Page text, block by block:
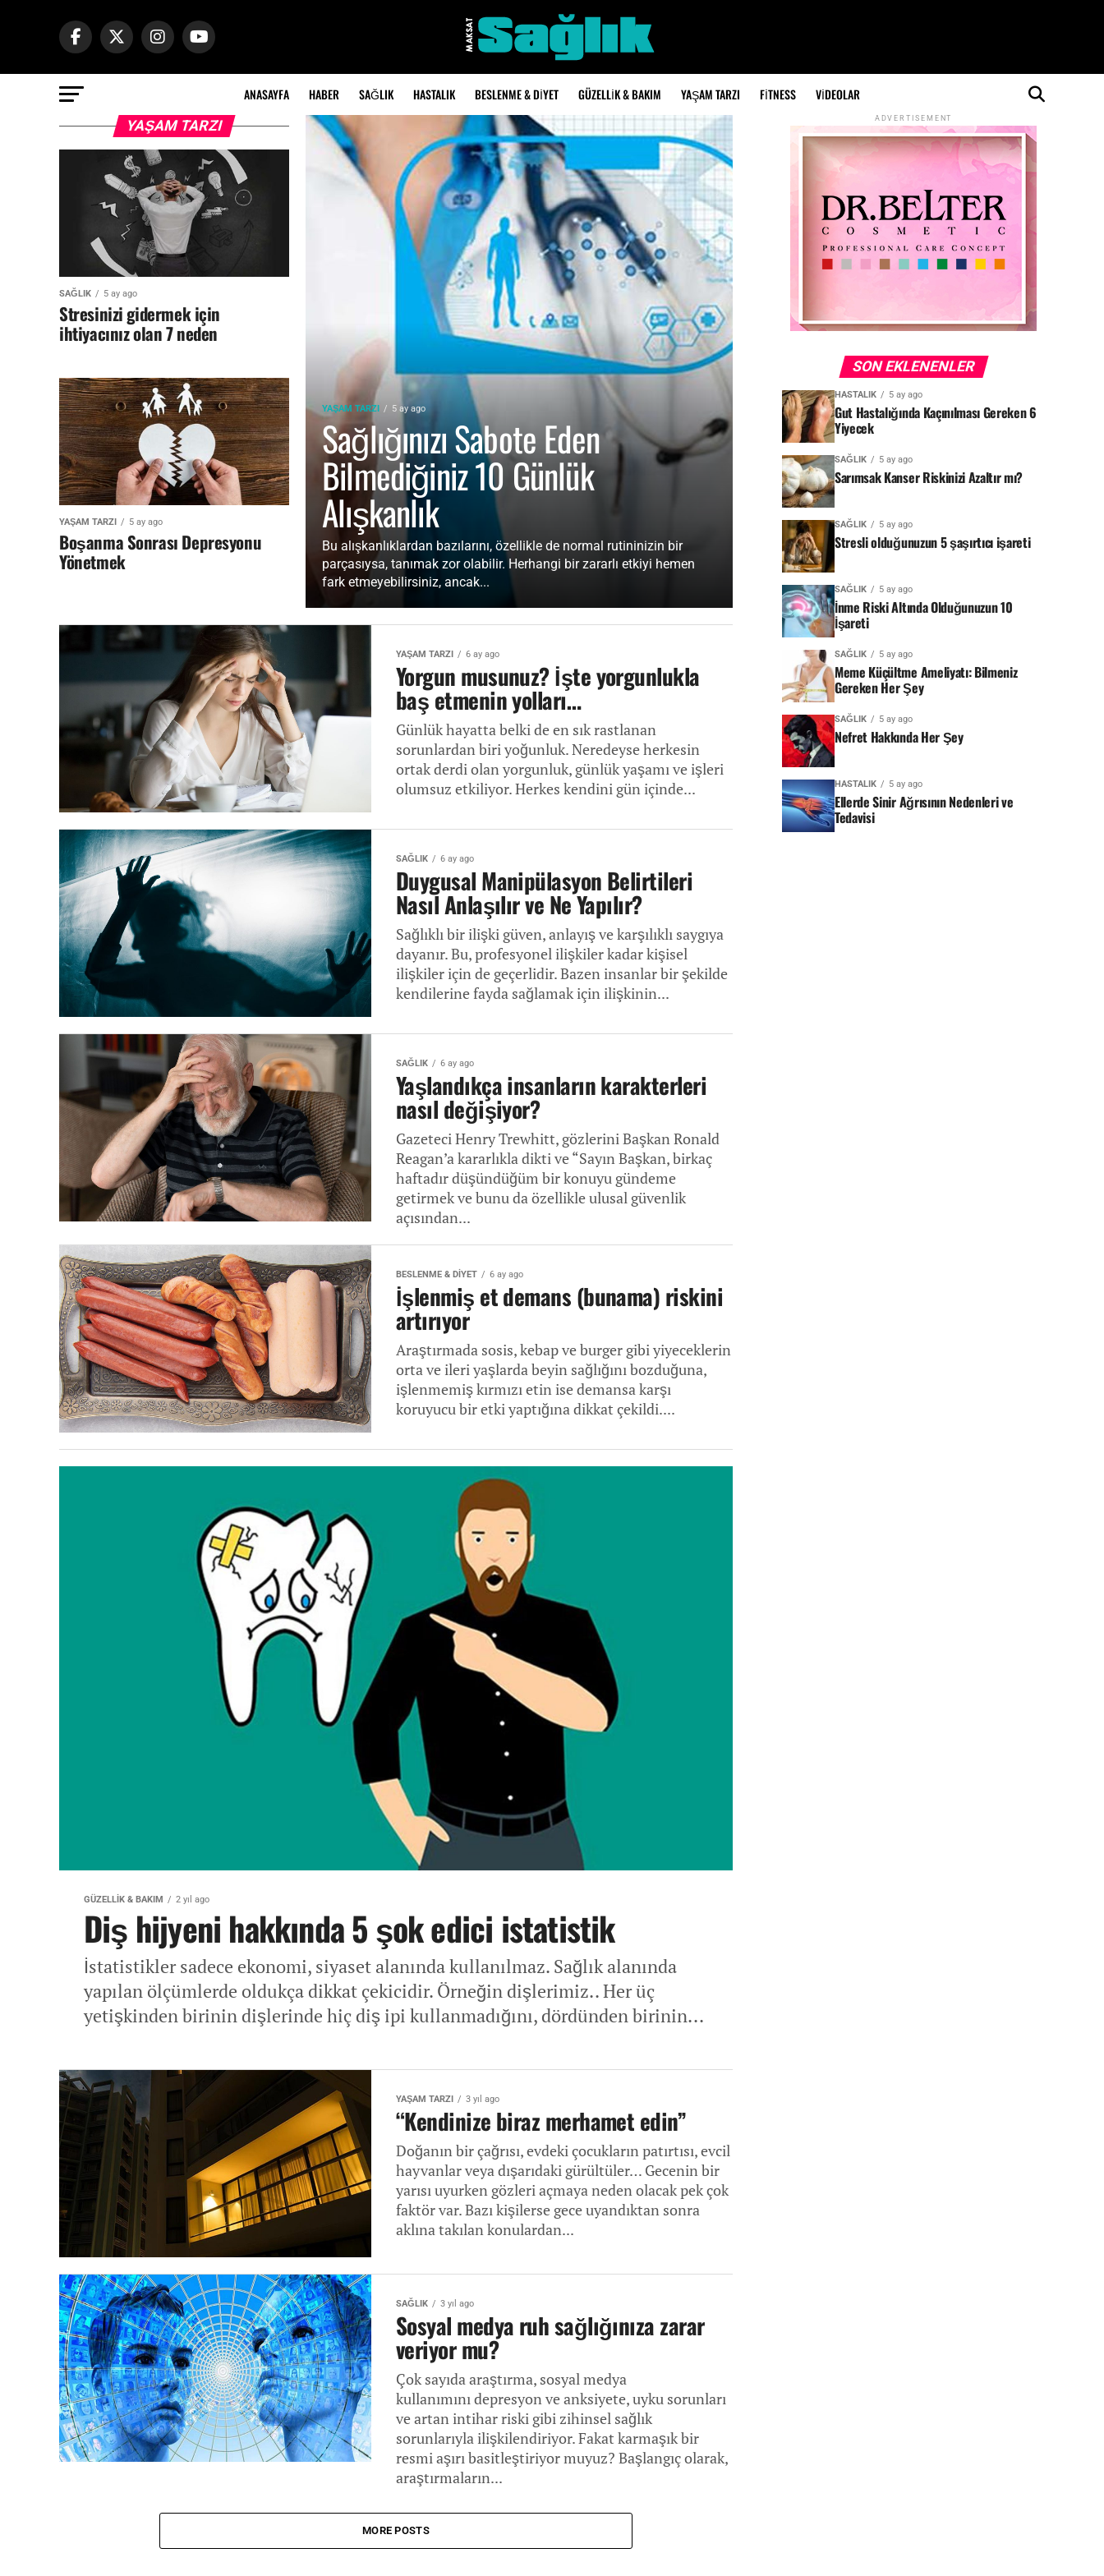
ANASAYFA HABER SAĞLIK HASTALIK BESLENME & DIYET GÜZELLIK & BAKIM YAŞAM TARZI FITNESS VIDEOLAR
YAŞAM TARZI 5 ay ago
Sağlığınızı Sabote Eden
Bilmediğiniz 10 Günlük
Alışkanlık
Bu alışkanlıklardan bazılarını, özellikle de normal rutininizin bir
parçasıysa, tanımak zor olabilir. Herhangi bir zararlı etkiyi hemen
fark etmeyebilirsiniz, ancak...
YAŞAM TARZI
SAĞLIK 5 ay ago
Stresinizi gidermek için
ihtiyacınız olan 7 neden
YAŞAM TARZI 5 ay ago
Boşanma Sonrası Depresyonu
Yönetmek
YAŞAM TARZI 6 ay ago
Yorgun musunuz? İşte yorgunlukla
baş etmenin yolları…
Günlük hayatta belki de en sık rastlanan
sorunlardan biri yoğunluk. Neredeyse herkesin
ortak derdi olan yorgunluk, günlük yaşamı ve işleri
olumsuz etkiliyor. Herkes kendini gün içinde...
SAĞLIK 6 ay ago
Duygusal Manipülasyon Belirtileri
Nasıl Anlaşılır ve Ne Yapılır?
Sağlıklı bir ilişki güven, anlayış ve karşılıklı saygıya
dayanır. Bu, profesyonel ilişkiler kadar kişisel
ilişkiler için de geçerlidir. Bazen insanlar bir şekilde
kendilerine fayda sağlamak için ilişkinin...
SAĞLIK 6 ay ago
Yaşlandıkça insanların karakterleri
nasıl değişiyor?
Gazeteci Henry Trewhitt, gözlerini Başkan Ronald
Reagan’a kararlıkla dikti ve “Sayın Başkan, birkaç
haftadır düşündüğüm bir konuyu gündeme
getirmek ve bunu da özellikle ulusal güvenlik
açısından...
BESLENME & DIYET 6 ay ago
İşlenmiş et demans (bunama) riskini
artırıyor
Araştırmada sosis, kebap ve burger gibi yiyeceklerin
orta ve ileri yaşlarda beyin sağlığını bozduğuna,
işlenmemiş kırmızı etin ise demansa karşı
koruyucu bir etki yaptığına dikkat çekildi....
GÜZELLIK & BAKIM 2 yıl ago
Diş hijyeni hakkında 5 şok edici istatistik
İstatistikler sadece ekonomi, siyaset alanında kullanılmaz. Sağlık alanında
yapılan ölçümlerde oldukça dikkat çekicidir. Örneğin dişlerimiz.. Her üç
yetişkinden birinin dişlerinde hiç diş ipi kullanmadığını, dördünden birinin...
YAŞAM TARZI 3 yıl ago
“Kendinize biraz merhamet edin”
Doğanın bir çağrısı, evdeki çocukların patırtısı, evcil
hayvanlar veya dışarıdaki gürültüler… Gecenin bir
yarısı uyurken gözleri açmaya neden olacak pek çok
faktör var. Bazı kişilerse gece uyandıktan sonra
aklına takılan konulardan...
SAĞLIK 3 yıl ago
Sosyal medya ruh sağlığınıza zarar
veriyor mu?
Çok sayıda araştırma, sosyal medya
kullanımını depresyon ve anksiyete, uyku sorunları
ve artan intihar riski gibi zihinsel sağlık
sorunlarıyla ilişkilendiriyor. Fakat karmaşık bir
resmi aşırı basitleştiriyor muyuz? Başlangıç ​​olarak,
araştırmaların...
MORE POSTS
ADVERTISEMENT
SON EKLENENLER
HASTALIK 5 ay ago
Gut Hastalığında Kaçınılması Gereken 6
Yiyecek
SAĞLIK 5 ay ago
Sarımsak Kanser Riskinizi Azaltır mı?
SAĞLIK 5 ay ago
Stresli olduğunuzun 5 şaşırtıcı işareti
SAĞLIK 5 ay ago
İnme Riski Altında Olduğunuzun 10
İşareti
SAĞLIK 5 ay ago
Meme Küçültme Ameliyatı: Bilmeniz
Gereken Her Şey
SAĞLIK 5 ay ago
Nefret Hakkında Her Şey
HASTALIK 5 ay ago
Ellerde Sinir Ağrısının Nedenleri ve
Tedavisi